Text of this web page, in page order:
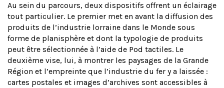
Au sein du parcours, deux dispositifs offrent un éclairage
tout particulier. Le premier met en avant la diffusion des
produits de l’industrie lorraine dans le Monde sous
forme de planisphère et dont la typologie de produits
peut être sélectionnée à l’aide de Pod tactiles. Le
deuxième vise, lui, à montrer les paysages de la Grande
Région et l’empreinte que l’industrie du fer y a laissée :
cartes postales et images d’archives sont accessibles à